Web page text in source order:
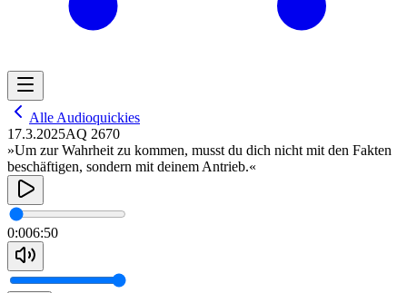
Alle Audioquickies
17.3.2025AQ 2670
»Um zur Wahrheit zu kommen, musst du dich nicht mit den Fakten
beschäftigen, sondern mit deinem Antrieb.«
0:006:50